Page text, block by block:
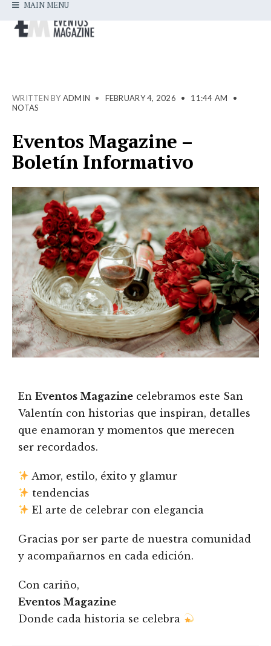
MAIN MENU
WRITTEN BY ADMIN • FEBRUARY 4, 2026 • 11:44 AM
•
NOTAS
Eventos Magazine –
Boletín Informativo
En Eventos Magazine celebramos este San
Valentín con historias que inspiran, detalles
que enamoran y momentos que merecen
ser recordados.
Amor, estilo, éxito y glamur
tendencias
El arte de celebrar con elegancia
Gracias por ser parte de nuestra comunidad
y acompañarnos en cada edición.
Con cariño,
Eventos Magazine
Donde cada historia se celebra